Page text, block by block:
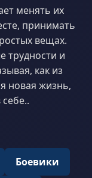
менять их
принимать
вещах.
трудности и
как из
новая жизнь,
Боевики